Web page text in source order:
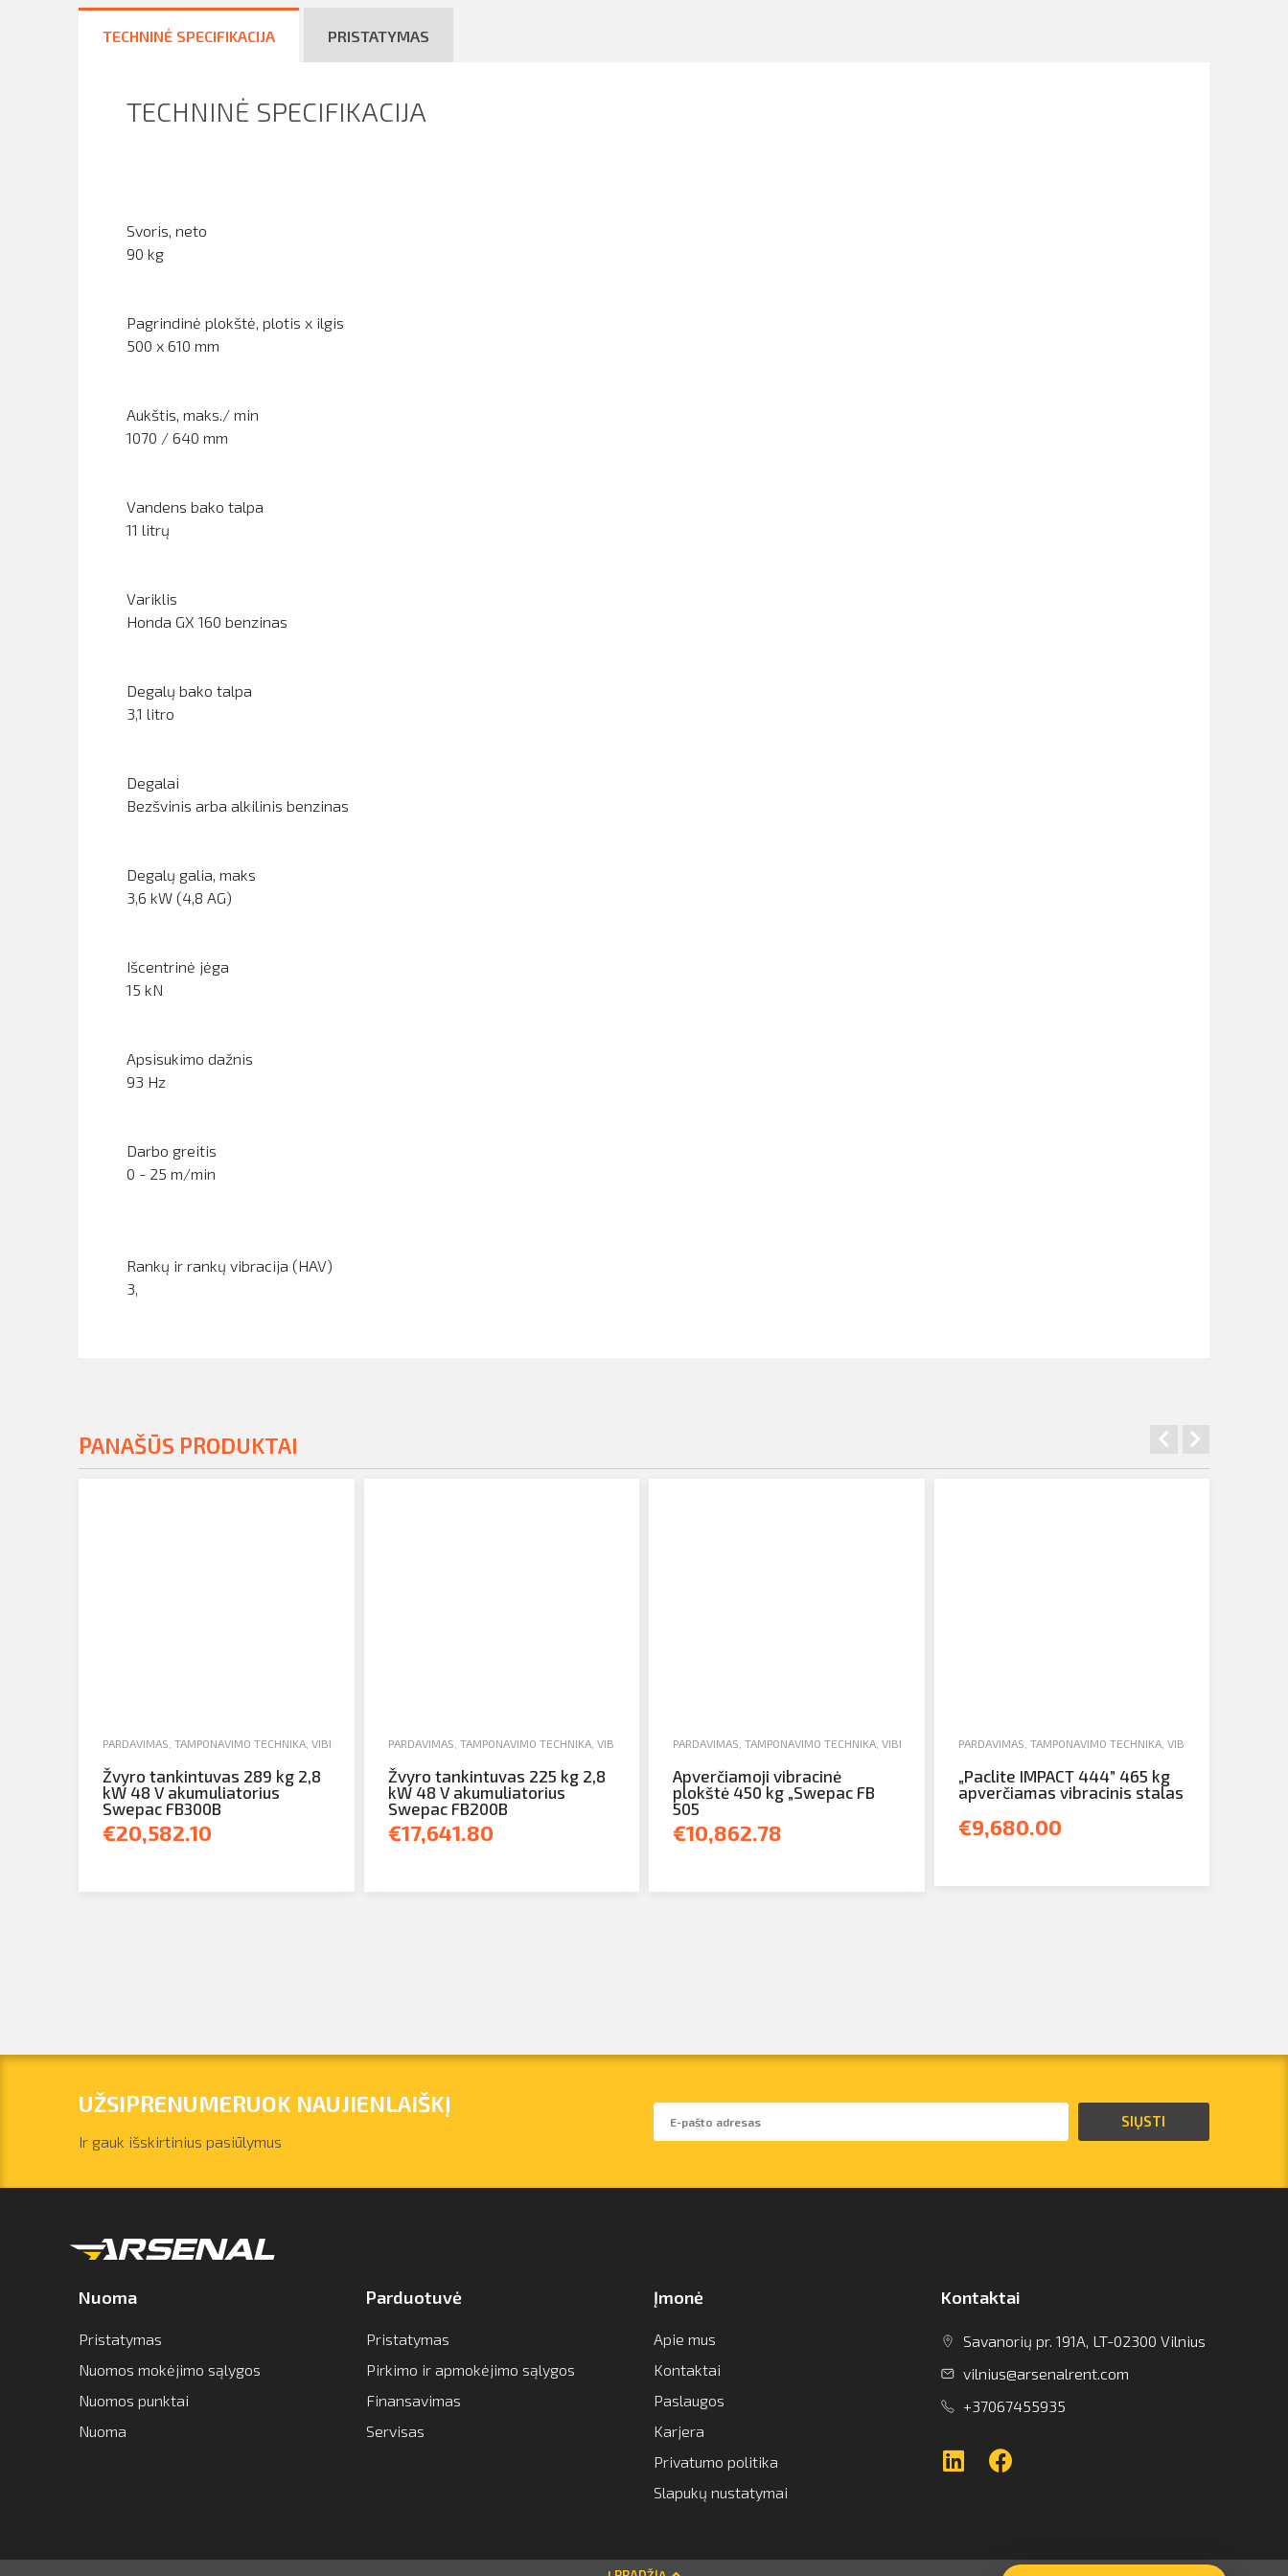
TECHNINĖ SPECIFIKACIJA PRISTATYMAS
TECHNINĖ SPECIFIKACIJA
Svoris, neto
90 kg
Pagrindinė plokštė, plotis x ilgis
500 x 610 mm
Aukštis, maks./ min
1070 / 640 mm
Vandens bako talpa
11 litrų
Variklis
Honda GX 160 benzinas
Degalų bako talpa
3,1 litro
Degalai
Bezšvinis arba alkilinis benzinas
Degalų galia, maks
3,6 kW (4,8 AG)
Išcentrinė jėga
15 kN
Apsisukimo dažnis
93 Hz
Darbo greitis
0 - 25 m/min
Rankų ir rankų vibracija (HAV)
3,
PANAŠŪS PRODUKTAI
PARDAVIMAS TAMPONAVIMO TECHNIKA VIBROBLIETTES
Žvyro tankintuvas 289 kg 2,8
kW 48 V akumuliatorius
Swepac FB300B
€20,582.10
PARDAVIMAS TAMPONAVIMO TECHNIKA, VIBROBLIETTES
Žvyro tankintuvas 225 kg 2,8
kW 48 V akumuliatorius
Swepac FB200B
€17,641.80
PARDAVIMAS TAMPONAVIMO TECHNIKA VIBROBLIETTES
Apverčiamoji vibracinė
plokštė 450 kg „Swepac FB
505
€10,862.78
PARDAVIMAS TAMPONAVIMO TECHNIKA, VIBROBLIETTES
„Paclite IMPACT 444” 465 kg
apverčiamas vibracinis stalas
€9,680.00
UŽSIPRENUMERUOK NAUJIENLAIŠKĮ
Ir gauk išskirtinius pasiūlymus
SIŲSTI
Nuoma
Pristatymas
Nuomos mokėjimo sąlygos
Nuomos punktai
Nuoma
Parduotuvė
Pristatymas
Pirkimo ir apmokėjimo sąlygos
Finansavimas
Servisas
Įmonė
Apie mus
Kontaktai
Paslaugos
Karjera
Privatumo politika
Slapukų nustatymai
Kontaktai
Savanorių pr. 191A, LT-02300 Vilnius
vilnius@arsenalrent.com
+37067455935